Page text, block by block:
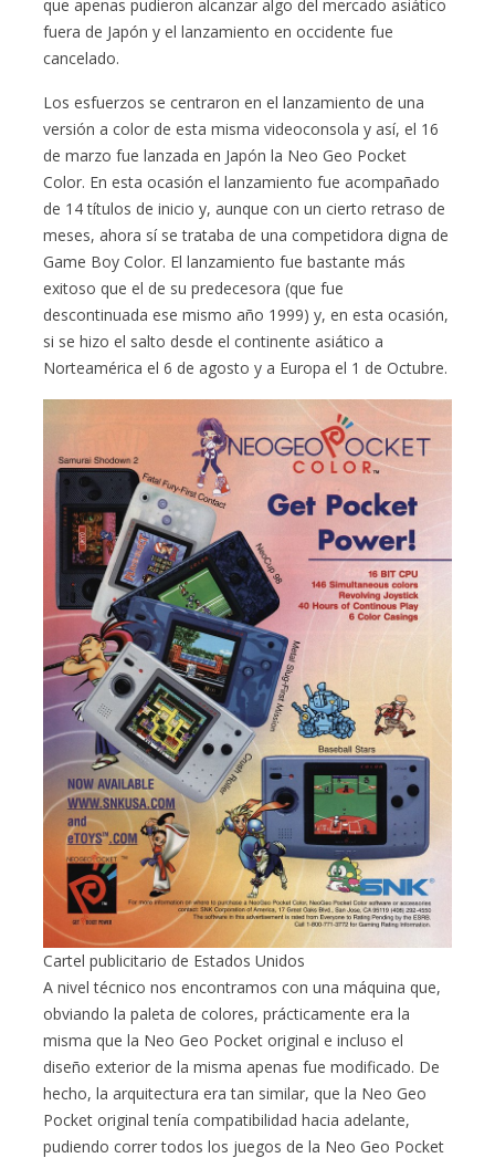
que apenas pudieron alcanzar algo del mercado asiático
fuera de Japón y el lanzamiento en occidente fue
cancelado.
Los esfuerzos se centraron en el lanzamiento de una
versión a color de esta misma videoconsola y así, el 16
de marzo fue lanzada en Japón la Neo Geo Pocket
Color. En esta ocasión el lanzamiento fue acompañado
de 14 títulos de inicio y, aunque con un cierto retraso de
meses, ahora sí se trataba de una competidora digna de
Game Boy Color. El lanzamiento fue bastante más
exitoso que el de su predecesora (que fue
descontinuada ese mismo año 1999) y, en esta ocasión,
si se hizo el salto desde el continente asiático a
Norteamérica el 6 de agosto y a Europa el 1 de Octubre.
Cartel publicitario de Estados Unidos
A nivel técnico nos encontramos con una máquina que,
obviando la paleta de colores, prácticamente era la
misma que la Neo Geo Pocket original e incluso el
diseño exterior de la misma apenas fue modificado. De
hecho, la arquitectura era tan similar, que la Neo Geo
Pocket original tenía compatibilidad hacia adelante,
pudiendo correr todos los juegos de la Neo Geo Pocket